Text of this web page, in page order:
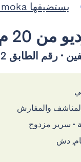
يستضيفها Immoka
من 20 م²
والمفارش
• سرير مزدوج
دش